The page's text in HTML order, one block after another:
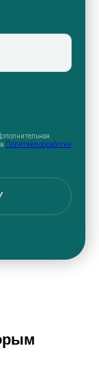
Политике обработки